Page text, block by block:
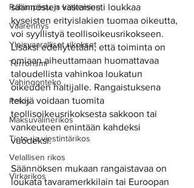
Rahanpesu ja kätkeminn
Väärennys
Yleisvaaralliset rikokset
Terrorismi
Vahingonteko
Petos
Maksuvälinerikos
Tieto -ja viestintärikos
Velallisen rikos
Virkarikos
säännösten vastaisesti loukkaa
kyseisten erityislakien tuomaa oikeutta,
voi syyllistyä teollisoikeusrikokseen.
Lisäksi edellytetään, että toiminta on
omiaan aiheuttamaan huomattavaa
taloudellista vahinkoa loukatun
oikeuden haltijalle. Rangaistuksena
tekijä voidaan tuomita
teollisoikeusrikoksesta sakkoon tai
vankeuteen enintään kahdeksi
vuodeksi.
Säännöksen mukaan rangaistavaa on
loukata tavaramerkkilain tai Euroopan